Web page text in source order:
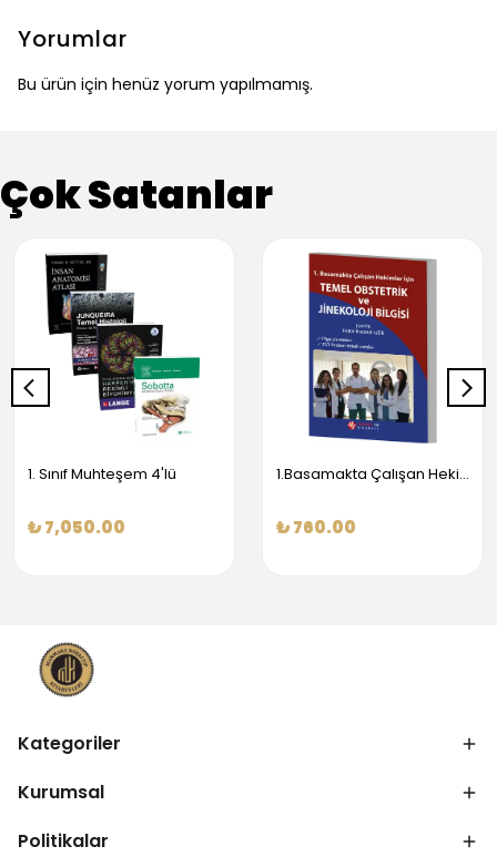
Yorumlar
Bu ürün için henüz yorum yapılmamış.
Çok Satanlar
1. Sınıf Muhteşem 4'lü
₺ 7,050.00
1.Basamakta Çalışan Hekimler İçin Temel Obstetrik Ve Jinekoloji Bilgisi
₺ 760.00
Kategoriler
Kurumsal
Politikalar